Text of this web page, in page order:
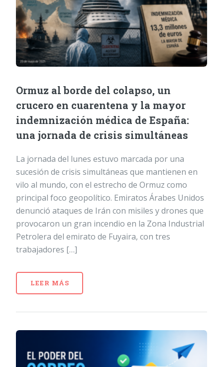
Ormuz al borde del colapso, un
crucero en cuarentena y la mayor
indemnización médica de España:
una jornada de crisis simultáneas
La jornada del lunes estuvo marcada por una
sucesión de crisis simultáneas que mantienen en
vilo al mundo, con el estrecho de Ormuz como
principal foco geopolítico. Emiratos Árabes Unidos
denunció ataques de Irán con misiles y drones que
provocaron un gran incendio en la Zona Industrial
Petrolera del emirato de Fuyaira, con tres
trabajadores […]
LEER MÁS